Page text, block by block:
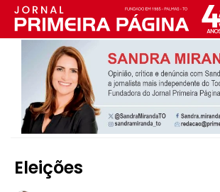
Eleições